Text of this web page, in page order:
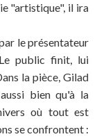
"artistique", il ira
le présentateur
public finit, lui
la pièce, Gilad
bien qu'à la
où tout est
se confrontent :